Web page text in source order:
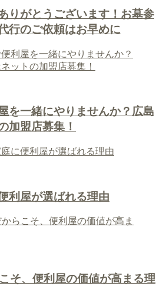
りがとうございます！お墓参
行のご依頼はお早めに
を一緒にやりませんか？広島
加盟店募集！
利屋が選ばれる理由
そ、便利屋の価値が高まる理